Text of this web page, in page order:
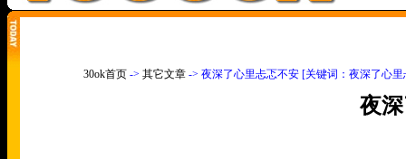
30ok首页 -> 其它文章 -> 夜深了心里忐忑不安 [关键词：夜深了心
夜